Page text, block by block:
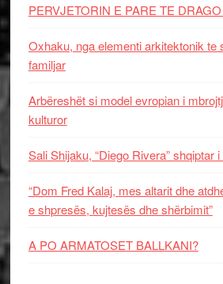
PERVJETORIN E PARE TE
Oxhaku, nga elementi arkitektonik te
familjar
Arbëreshët si model evropian i
kulturor
Sali Shijaku, “Diego Rivera” shqiptar
“Dom Fred Kalaj, mes altarit dhe
e shpresës, kujtesës dhe shërbimit”
A PO ARMATOSET BALLKANI?